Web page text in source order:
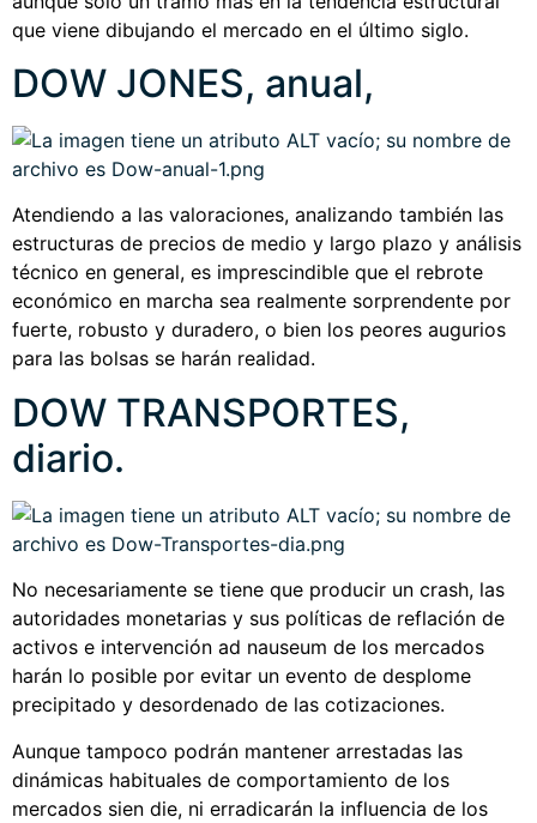
que viene dibujando el mercado en el último siglo.
DOW JONES, anual,
Atendiendo a las valoraciones, analizando también las
estructuras de precios de medio y largo plazo y análisis
técnico en general, es imprescindible que el rebrote
económico en marcha sea realmente sorprendente por
fuerte, robusto y duradero, o bien los peores augurios
para las bolsas se harán realidad.
DOW TRANSPORTES,
diario.
No necesariamente se tiene que producir un crash, las
autoridades monetarias y sus políticas de reflación de
activos e intervención ad nauseum de los mercados
harán lo posible por evitar un evento de desplome
precipitado y desordenado de las cotizaciones.
Aunque tampoco podrán mantener arrestadas las
dinámicas habituales de comportamiento de los
mercados sien die, ni erradicarán la influencia de los